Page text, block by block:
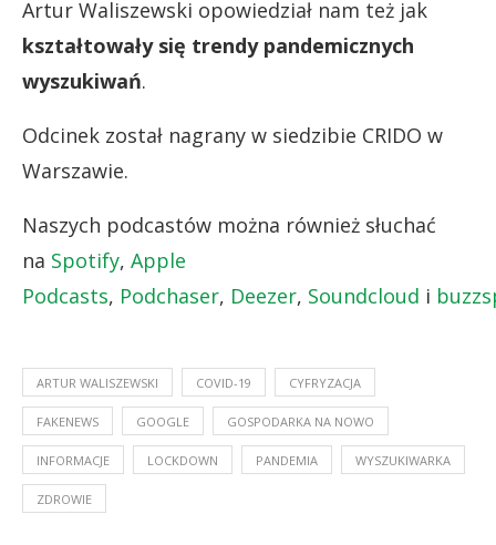
Artur Waliszewski opowiedział nam też jak
kształtowały się trendy pandemicznych
wyszukiwań.
Odcinek został nagrany w siedzibie CRIDO w
Warszawie.
Naszych podcastów można również słuchać
na Spotify, Apple
Podcasts, Podchaser, Deezer, Soundcloud i
ARTUR WALISZEWSKI COVID-19 CYFRYZACJA
FAKENEWS GOOGLE GOSPODARKA NA NOWO
INFORMACJE LOCKDOWN PANDEMIA WYSZUKIWARKA
ZDROWIE